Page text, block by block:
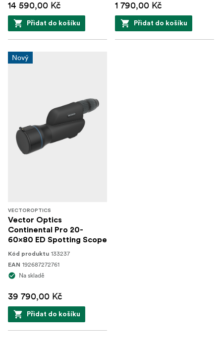
14 590,00 Kč
Přidat do košíku
1 790,00 Kč
Přidat do košíku
Nový
VECTOROPTICS
Vector Optics
Continental Pro 20-
60x80 ED Spotting Scope
Kód produktu 133237
EAN 192687272761
Na skladě
39 790,00 Kč
Přidat do košíku